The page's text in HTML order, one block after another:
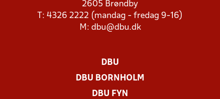
2605 Brøndby
T: 4326 2222 (mandag - fredag 9-16)
M: dbu@dbu.dk
DBU
DBU BORNHOLM
DBU FYN